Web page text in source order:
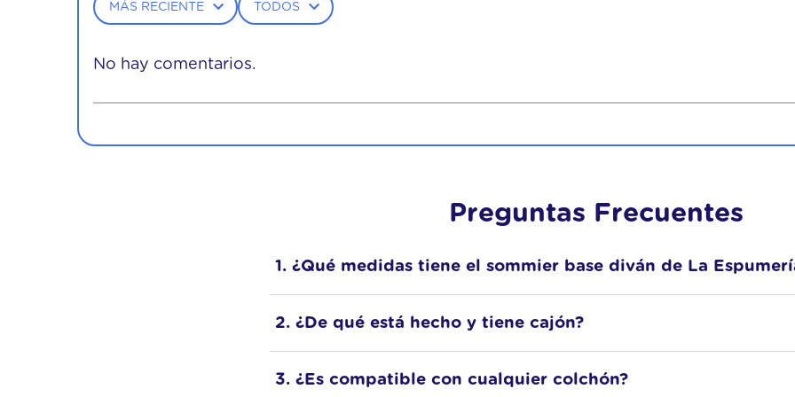
MÁS RECIENTE TODOS
No hay comentarios.
Preguntas Frecuentes
1. ¿Qué medidas tiene el sommier base diván de La
Disponible en 90x190 100x200
2. ¿De qué está hecho y tiene cajón?
Tiene cama inferior 100% espuma que distribuye homogéneamente el peso del
madera reforzada
, tejido lateral Chenille 100% Poliéster y tela superior
3. ¿Es compatible con cualquier colchón?